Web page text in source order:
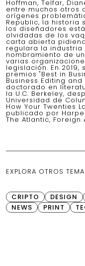
Hoffman, Telfar,
entre muchos otros
orígenes
Republic, la historia
los diseñadores
olvidadas de los
carta abierta
regulara la
nombramiento de
varias
legislación. En
premios "Best in
Business Editing
doctorado en
la U.C. Berkeley,
Universidad de
How Your Twenties
publicado por
The Atlantic, Foreign
EXPLORA OTROS
CRIPTO DESIGN
NEWS
PRINT